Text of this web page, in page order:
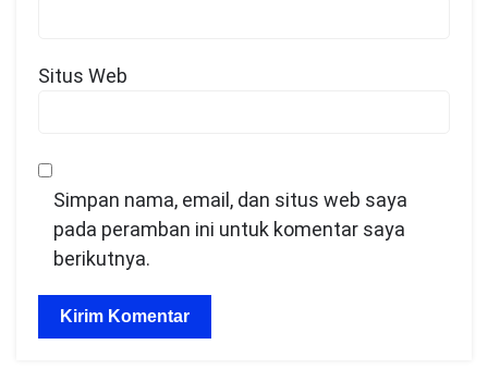
Situs Web
Simpan nama, email, dan situs web saya
pada peramban ini untuk komentar saya
berikutnya.